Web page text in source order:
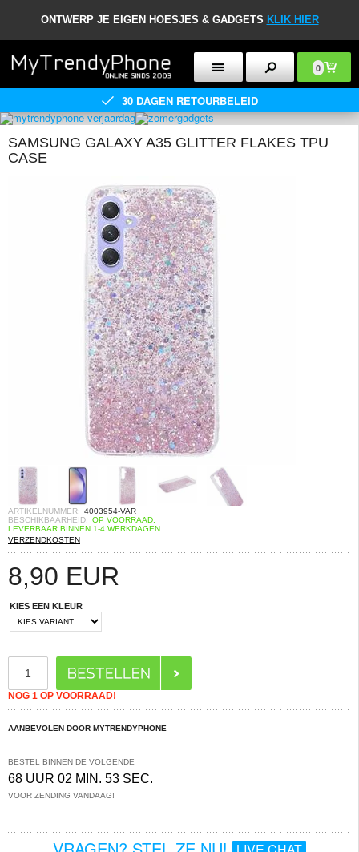
ONTWERP JE EIGEN HOESJES & GADGETS KLIK HIER
0
30 DAGEN RETOURBELEID
SAMSUNG GALAXY A35 GLITTER FLAKES TPU
CASE
ARTIKELNUMMER: 4003954-VAR
BESCHIKBAARHEID: OP VOORRAAD.
LEVERBAAR BINNEN 1-4 WERKDAGEN
VERZENDKOSTEN
8,90 EUR
KIES EEN KLEUR
NOG 1 OP VOORRAAD!
AANBEVOLEN DOOR MYTRENDYPHONE
BESTEL BINNEN DE VOLGENDE
68 UUR 02 MIN. 53 SEC.
VOOR ZENDING VANDAAG!